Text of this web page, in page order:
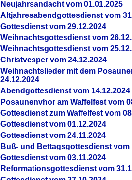
Neujahrsandacht vom 01.01.2025
Altjahresabendgottesdienst vom
Gottesdienst vom 29.12.2024
Weihnachtsgottesdienst vom
Weihnachtsgottesdienst vom
Christvesper vom 24.12.2024
Weihnachtslieder mit dem
24.12.2024
Abendgottesdienst vom 14.12.2024
Posaunenvhor am Waffelfest vom
Gottesdienst zum Waffelfest vom
Gottesdienst vom 01.12.2024
Gottesdienst vom 24.11.2024
Buß- und Bettagsgottesdienst vom
Gottesdienst vom 03.11.2024
Reformationsgottesdienst vom